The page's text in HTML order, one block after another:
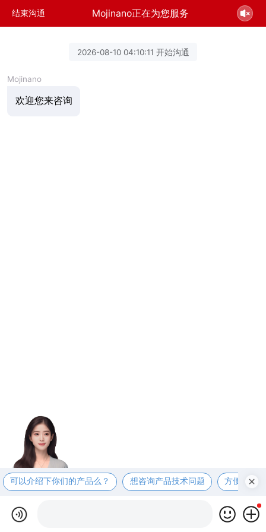
结束沟通 Mojinano正在为您服务
2026-08-10 04:10:11 开始沟通
Mojinano
欢迎您来咨询
可以介绍下你们的产品么？ 想咨询产品技术问题 方便电话